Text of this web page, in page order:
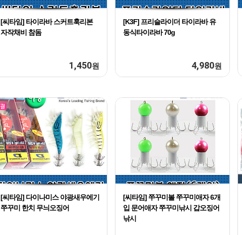
[씨타임] 타이라바 스커트훅리본
자작채비 참돔
1,450원
[K3F] 프리슬라이더 타이라바 유
동식타이라바 70g
4,980원
[씨타임] 다이나미스 야광새우에기
쭈꾸미 한치 무늬오징어
[씨타임] 쭈꾸미볼 쭈꾸미애자 6개
입 문어애자 쭈꾸미낚시 갑오징어
낚시